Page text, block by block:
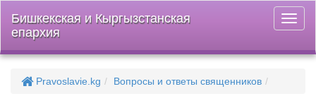
меню
Бишкекская и Кыргызстанская
епархия
Pravoslavie.kg Вопросы и ответы священников